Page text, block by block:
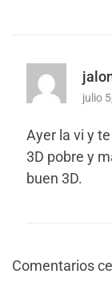
julio
Ayer la vi y
3D pobre y
buen 3D.
Comentarios